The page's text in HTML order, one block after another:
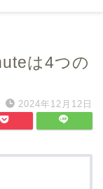
は4つの
2024年12月12日